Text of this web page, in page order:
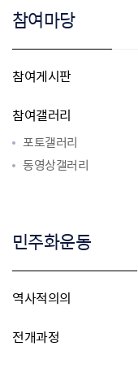
참여마당
참여게시판
참여갤러리
포토갤러리
동영상갤러리
민주화운동
역사적의의
전개과정